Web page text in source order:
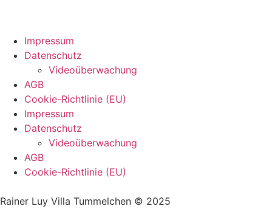
Impressum
Datenschutz
Videoüberwachung
AGB
Cookie-Richtlinie (EU)
Impressum
Datenschutz
Videoüberwachung
AGB
Cookie-Richtlinie (EU)
Rainer Luy Villa Tummelchen © 2025